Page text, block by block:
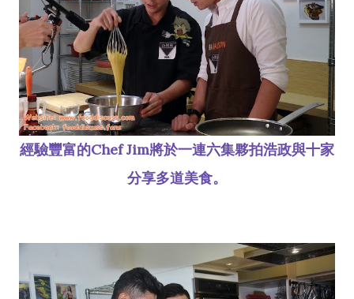
經驗豐富的Chef Jim將於一連六集夥拍浩政與十家
分享多道美食。